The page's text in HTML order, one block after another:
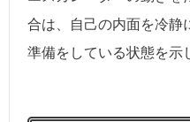
合は、自己の内面を冷静
準備をしている状態を示